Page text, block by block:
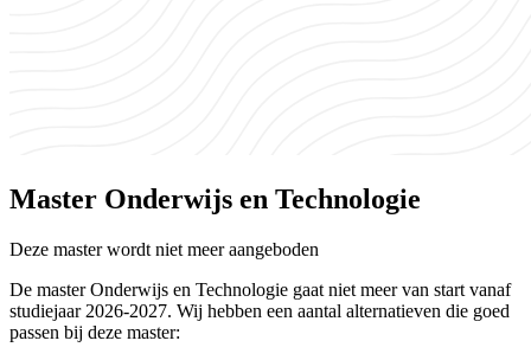
Master Onderwijs en Technologie
Deze master wordt niet meer aangeboden
De master Onderwijs en Technologie gaat niet meer van start vanaf
studiejaar 2026-2027. Wij hebben een aantal alternatieven die goed
passen bij deze master: